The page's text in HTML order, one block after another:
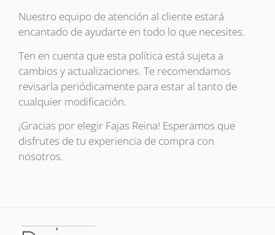
Nuestro equipo de atención al cliente estará
encantado de ayudarte en todo lo que necesites.
Ten en cuenta que esta política está sujeta a
cambios y actualizaciones. Te recomendamos
revisarla periódicamente para estar al tanto de
cualquier modificación.
¡Gracias por elegir Fajas Reina! Esperamos que
disfrutes de tu experiencia de compra con
nosotros.